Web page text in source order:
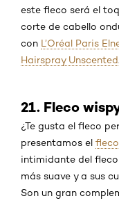
este fleco será el
corte de cabello
con L’Oréal Paris
Hairspray Unscented.
21. Fleco
¿Te gusta el fleco
presentamos el
intimidante del
más suave y a sus
Son un gran